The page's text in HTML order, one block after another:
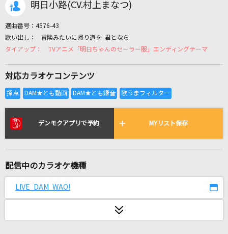
カラオケ店舗検索
カラオケリクエスト
リアルタイムで歌われている曲の一覧
メトロノーム
forever we can make it!
THYME
明日小路(CV.村上まなつ)
選曲番号： 4576-43
冒険みたいに帰り道を 君となら
TVアニメ「明日ちゃんのセーラー服」エンディングテーマ
対応カラオケコンテンツ
デンモクアプリで予約 MYリスト保存
配信中のカラオケ機種
LIVE DAM WAO!